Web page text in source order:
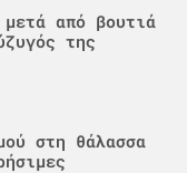
μετά από βουτιά
της
στη θάλασσα